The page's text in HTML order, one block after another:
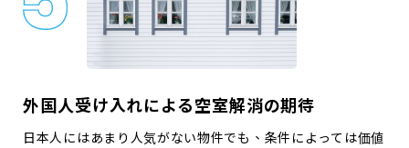
外国人受け入れによる空室解消の期待
日本人にはあまり人気がない物件でも、条件によっては価値